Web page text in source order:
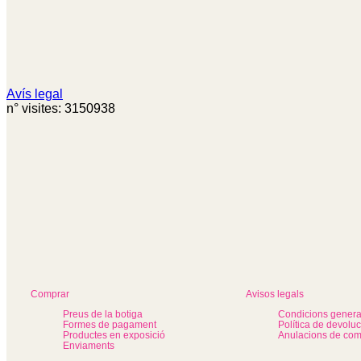
Avís legal
n° visites: 3150938
Comprar
Preus de la botiga
Formes de pagament
Productes en exposició
Enviaments
Avisos legals
Condicions
Política de
Anulacions de